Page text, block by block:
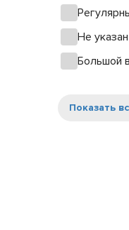
Не указан
Большой
Показать